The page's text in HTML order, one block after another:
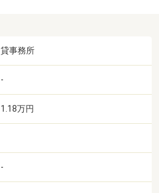
貸事務所
-
1.18万円
-